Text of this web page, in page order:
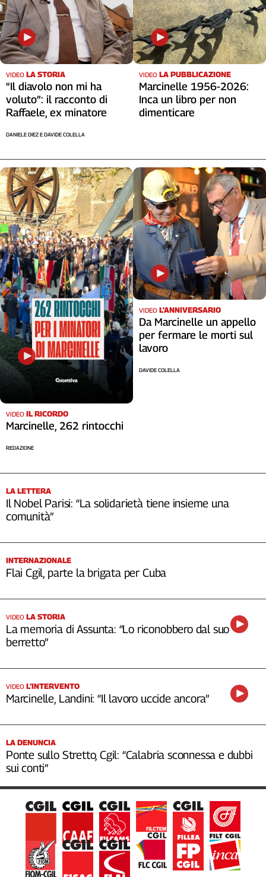
VIDEO LA STORIA
“Il diavolo non mi ha
voluto”: il racconto di
Raffaele, ex minatore
DANIELE DIEZ E DAVIDE COLELLA
VIDEO LA PUBBLICAZIONE
Marcinelle 1956-2026:
Inca un libro per non
dimenticare
VIDEO IL RICORDO
Marcinelle, 262 rintocchi
REDAZIONE
VIDEO L'ANNIVERSARIO
Da Marcinelle un appello
per fermare le morti sul
lavoro
DAVIDE COLELLA
LA LETTERA
Il Nobel Parisi: “La solidarietà tiene insieme una
comunità”
INTERNAZIONALE
Flai Cgil, parte la brigata per Cuba
VIDEO LA STORIA
La memoria di Assunta: “Lo riconobbero dal suo
berretto”
VIDEO L’INTERVENTO
Marcinelle, Landini: “Il lavoro uccide ancora”
LA DENUNCIA
Ponte sullo Stretto, Cgil: “Calabria sconnessa e dubbi
sui conti”